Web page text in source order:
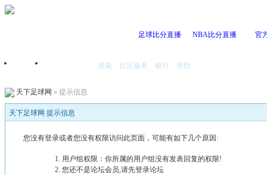
足球比分直播 NBA比分直播 官
首页 搜索 社区服务 银行 帮助
天下足球网 » 提示信息
天下足球网 提示信息
您没有登录或者您没有权限访问此页面，可能有如下几个原因:
用户组权限：你所属的用户组没有发表回复的权限!
您还不是论坛会员,请先登录论坛